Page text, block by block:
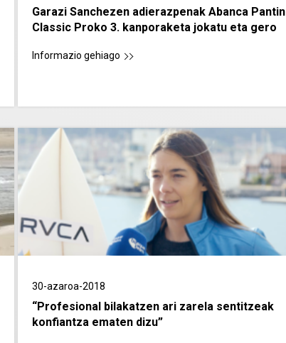
Garazi Sanchezen adierazpenak Abanca Pantin
Classic Proko 3. kanporaketa jokatu eta gero
Informazio gehiago
30-azaroa-2018
“Profesional bilakatzen ari zarela sentitzeak
konfiantza ematen dizu”